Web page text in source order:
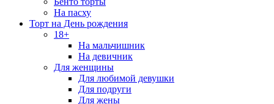
На пасху
Торт на День рождения
18+
На мальчишник
На девичник
Для женщины
Для любимой девушки
Для подруги
Для жены